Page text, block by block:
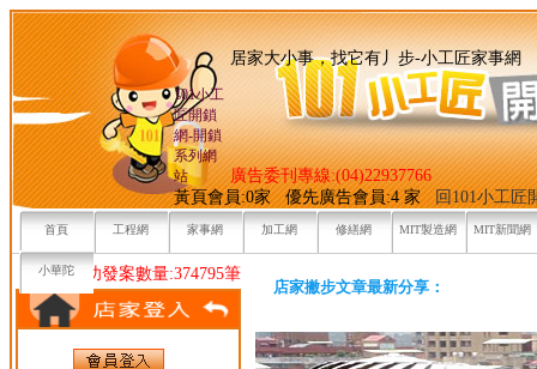
101小工
匠開鎖
網-開鎖
系列網
站
居家大小事，找它有丿步-小
廣告委刊專線:(04)22937766
黃頁會員:0家 優先廣告會員:4 家回101小工匠
首頁 工程網 家事網 加工網 修繕網 MIT製造網 MIT新聞網
小華陀
目前已成功發案數量:374795筆
店家撇步文章最新分享：